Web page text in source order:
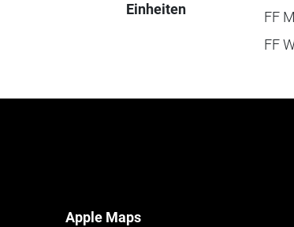
Einheiten
FF
FF
Apple Maps